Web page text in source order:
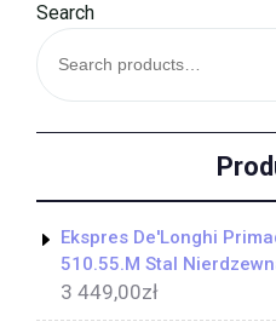
Search
Ekspres De'Longhi
510.55.M Stal
3 449,00zł